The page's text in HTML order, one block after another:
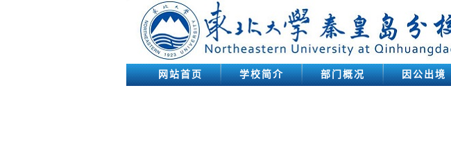
网站首页 学校简介 部门概况 因公出境